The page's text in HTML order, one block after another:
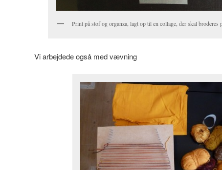
Print på stof og organza, lagt op til en collage, der skal broderes
Vi arbejdede også med vævning